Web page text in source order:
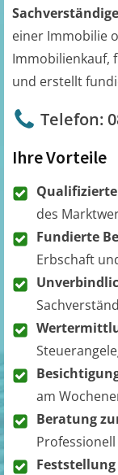
einer Immobilie
Immobilienkauf,
und erstellt
Telefon:
Ihre Vorteile
des
Fundierte
Erbschaft
am
Beratung